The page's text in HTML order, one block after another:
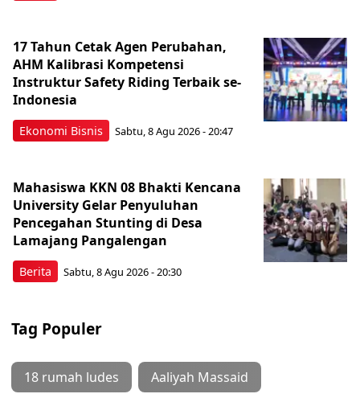
Ekonomi Bisnis
17 Tahun Cetak Agen Perubahan,
AHM Kalibrasi Kompetensi
Instruktur Safety Riding Terbaik se-
Indonesia
Sabtu, 8 Agu 2026 - 20:47
Berita
Mahasiswa KKN 08 Bhakti Kencana
University Gelar Penyuluhan
Pencegahan Stunting di Desa
Lamajang Pangalengan
Sabtu, 8 Agu 2026 - 20:30
Tag Populer
18 rumah ludes Aaliyah Massaid